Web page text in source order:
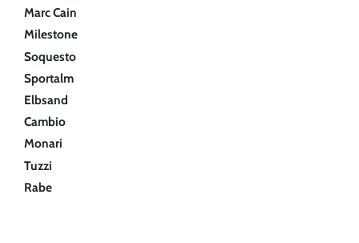
Marc Cain
Milestone
Soquesto
Sportalm
Elbsand
Cambio
Monari
Tuzzi
Rabe